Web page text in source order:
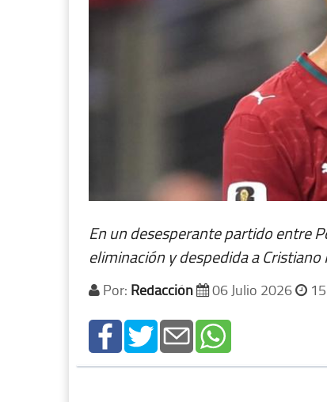
En un desesperante partido entre
eliminación y despedida a
Por: Redacción 06 Julio 2026